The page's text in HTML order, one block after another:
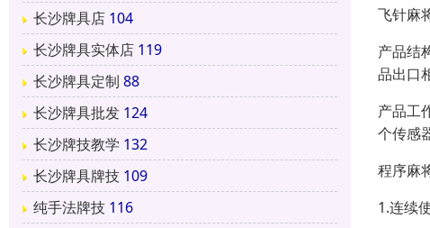
长沙牌具店 104
长沙牌具实体店 119
长沙牌具定制 88
长沙牌具批发 124
长沙牌技教学 132
长沙牌具牌技 109
纯手法牌技 116
飞针麻
产品结
品出口
产品工
个传感
程序麻
1.连续